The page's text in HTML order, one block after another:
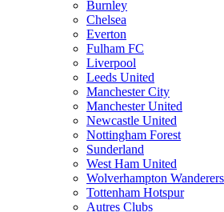
Burnley
Chelsea
Everton
Fulham FC
Liverpool
Leeds United
Manchester City
Manchester United
Newcastle United
Nottingham Forest
Sunderland
West Ham United
Wolverhampton Wanderers
Tottenham Hotspur
Autres Clubs